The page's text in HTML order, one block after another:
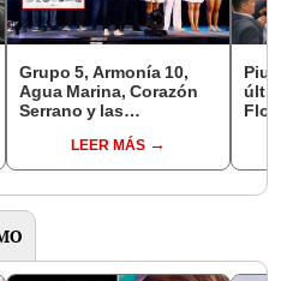
Grupo 5, Armonía 10,
Agua Marina, Corazón
Serrano y las
del Perú emiten
comunicado: "No
LEER MÁS